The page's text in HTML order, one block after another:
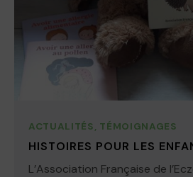
ACTUALITÉS, TÉMOIGNAGES
HISTOIRES POUR LES
L’Association Française de